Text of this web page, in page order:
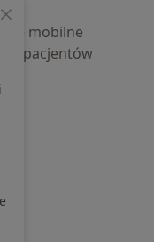
mobilne
dla pacjentów